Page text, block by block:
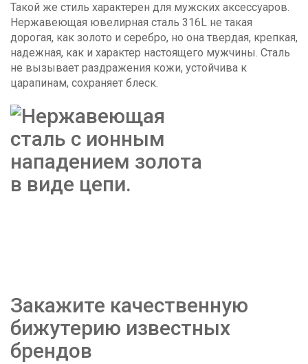
Такой же стиль характерен для мужских аксессуаров.
Нержавеющая ювелирная сталь 316L не такая
дорогая, как золото и серебро, но она твердая, крепкая,
надежная, как и характер настоящего мужчины. Сталь
не вызывает раздражения кожи, устойчива к
царапинам, сохраняет блеск.
Закажите качественную
бижутерию известных
брендов